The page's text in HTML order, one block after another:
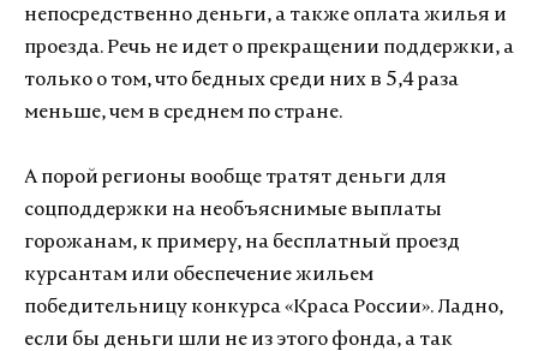
непосредственно деньги, а также оплата жилья и
проезда. Речь не идет о прекращении поддержки, а
только о том, что бедных среди них в 5,4 раза
меньше, чем в среднем по стране.
А порой регионы вообще тратят деньги для
соцподдержки на необъяснимые выплаты
горожанам, к примеру, на бесплатный проезд
курсантам или обеспечение жильем
победительницу конкурса «Краса России». Ладно,
если бы деньги шли не из этого фонда, а так